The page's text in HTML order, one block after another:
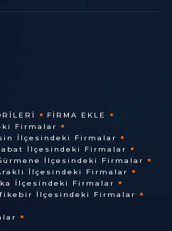
FIRMA EKLE
Firmalar
İlçesindeki Firmalar
İlçesindeki Firmalar
İlçesindeki Firmalar
İlçesindeki Firmalar
İlçesindeki Firmalar
İlçesindeki Firmalar